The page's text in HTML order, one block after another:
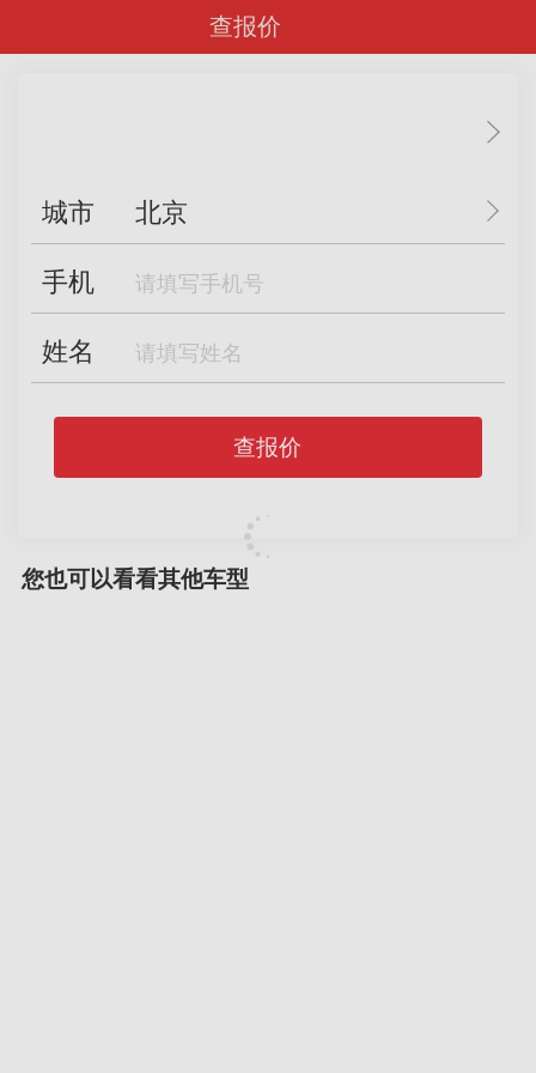
查报价
城市 北京
手机
姓名
查报价
您也可以看看其他车型